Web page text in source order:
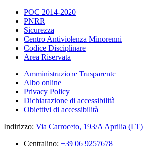
POC 2014-2020
PNRR
Sicurezza
Centro Antiviolenza Minorenni
Codice Disciplinare
Area Riservata
Amministrazione Trasparente
Albo online
Privacy Policy
Dichiarazione di accessibilità
Obiettivi di accessibilità
Indirizzo: Via Carroceto, 193/A Aprilia (LT)
Centralino: +39 06 9257678